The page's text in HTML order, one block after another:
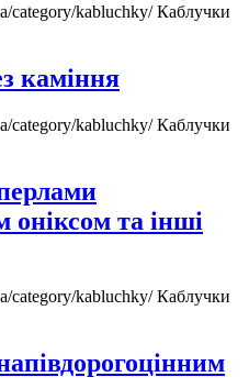
category/kabluchky/Каблучки
каміння
category/kabluchky/Каблучки
оніксом та інші
category/kabluchky/Каблучки